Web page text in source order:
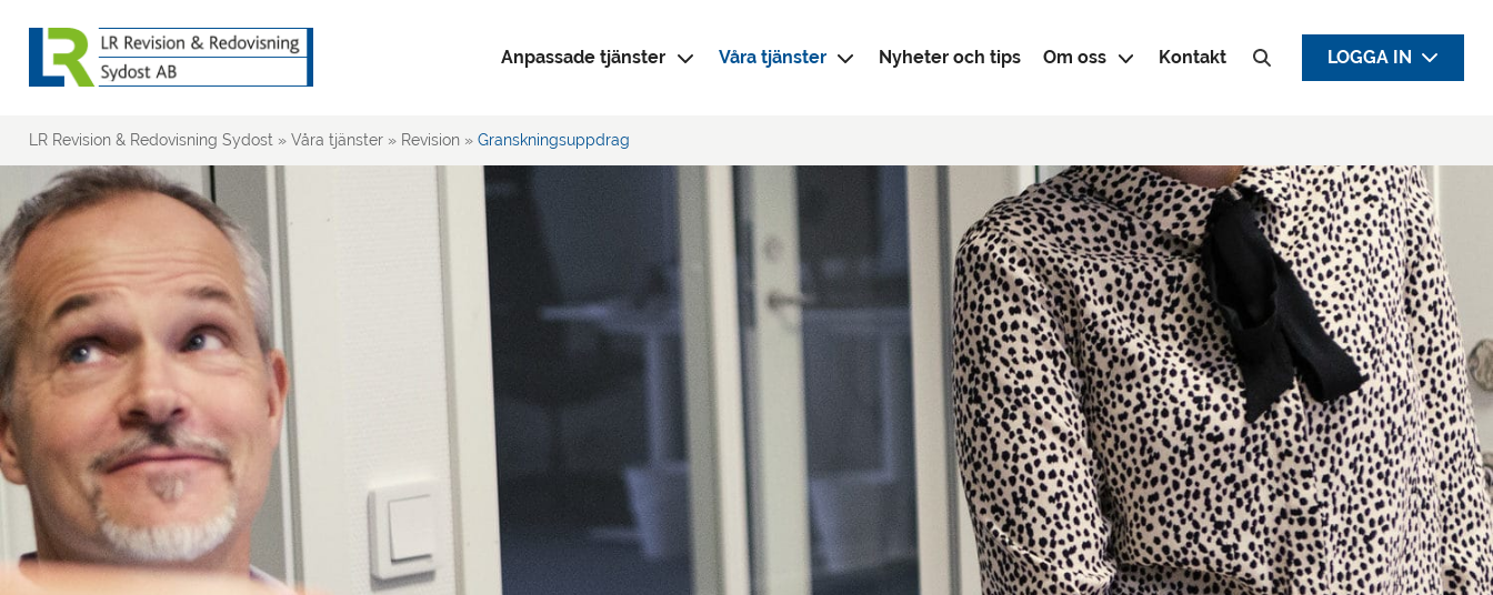
Anpassade tjänster Våra tjänster Nyheter och tips Om oss Kontakt
Sök efter:
LOGGA IN
LR Revision & Redovisning Sydost » Våra tjänster » Revision » Granskningsuppdrag